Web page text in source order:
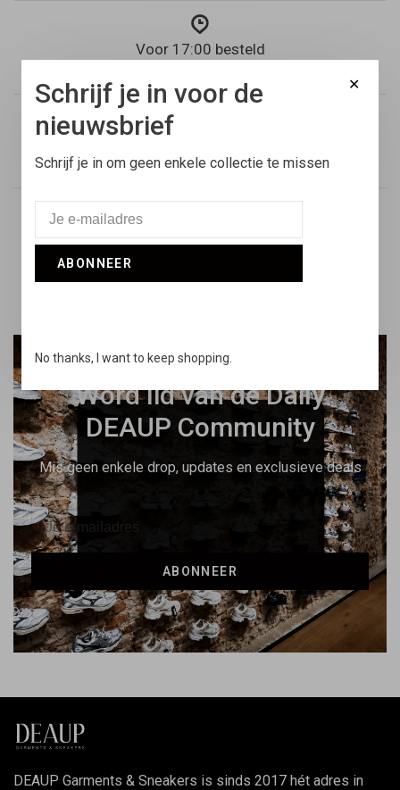
Voor 17:00 besteld
14 dagen niet goed geld terug
Snelle support
Word lid van de Daily
DEAUP Community
Mis geen enkele drop, updates en exclusieve deals
ABONNEER
DEAUP Garments & Sneakers is sinds 2017 hét adres in
✕
Schrijf je in voor de
nieuwsbrief
Schrijf je in om geen enkele collectie te missen
ABONNEER
No thanks, I want to keep shopping.